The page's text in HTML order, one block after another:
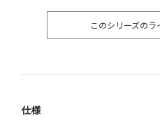
このシリーズの
仕様